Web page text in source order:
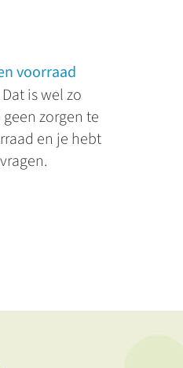
voorraad
is wel zo
zorgen te
en je hebt